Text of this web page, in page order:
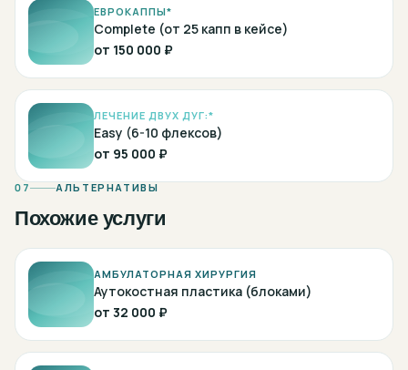
ЕВРОКАППЫ*
Complete (от 25 капп в кейсе)
от 150 000 ₽
ЛЕЧЕНИЕ ДВУХ ДУГ:*
Easy (6-10 флексов)
от 95 000 ₽
07 АЛЬТЕРНАТИВЫ
Похожие услуги
АМБУЛАТОРНАЯ ХИРУРГИЯ
Аутокостная пластика (блоками)
от 32 000 ₽